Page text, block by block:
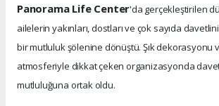
Panorama Life Center'da gerçekleştirilen
ailelerin yakınları, dostları ve çok sayıda
bir mutluluk şölenine dönüştü. Şık dekorasyonu
atmosferiyle dikkat çeken organizasyonda
mutluluğuna ortak oldu.